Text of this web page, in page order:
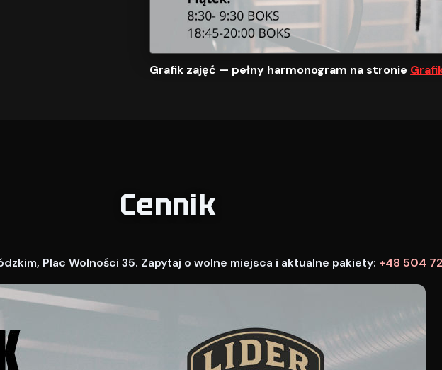
Grafik zajęć — pełny harmonogram na stronie
Cennik
Plac Wolności 35. Zapytaj o wolne miejsca i aktualne pakiety: +48 504